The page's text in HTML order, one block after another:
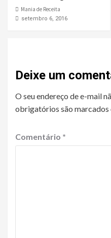
Mania de Receita
setembro 6, 2016
Deixe um
O seu endereço de e-mail
obrigatórios são marcados
Comentário *